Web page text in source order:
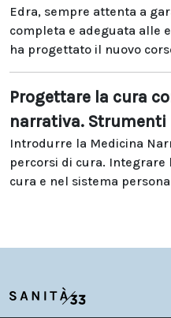
Edra, sempre attenta a
completa e adeguata alle
ha progettato il nuovo
Progettare la cura
narrativa.
Introdurre la Medicina
percorsi di cura. Integrare
cura e nel sistema